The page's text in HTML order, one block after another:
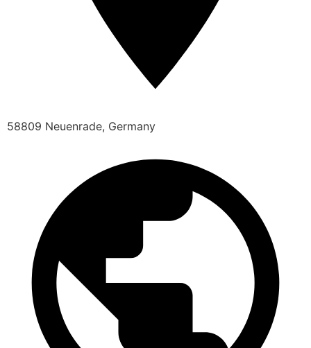
58809 Neuenrade, Germany